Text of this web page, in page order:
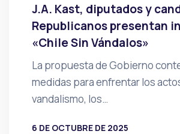
J.A. Kast, diputados y
Republicanos presentan
«Chile Sin Vándalos»
La propuesta de Gobierno
medidas para enfrentar los
vandalismo, los…
6 DE OCTUBRE DE 2025